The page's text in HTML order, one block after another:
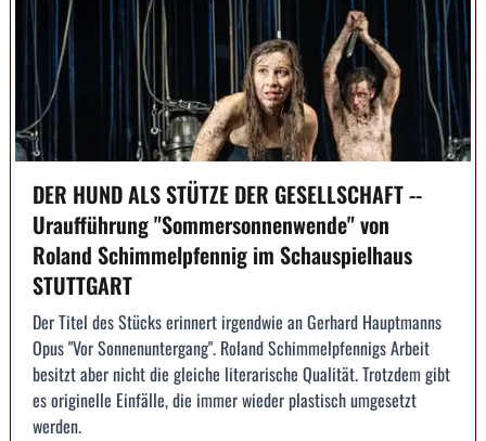
DER HUND ALS STÜTZE DER GESELLSCHAFT --
Uraufführung "Sommersonnenwende" von
Roland Schimmelpfennig im Schauspielhaus
STUTTGART
Der Titel des Stücks erinnert irgendwie an Gerhard Hauptmanns
Opus "Vor Sonnenuntergang". Roland Schimmelpfennigs Arbeit
besitzt aber nicht die gleiche literarische Qualität. Trotzdem gibt
es originelle Einfälle, die immer wieder plastisch umgesetzt
werden.